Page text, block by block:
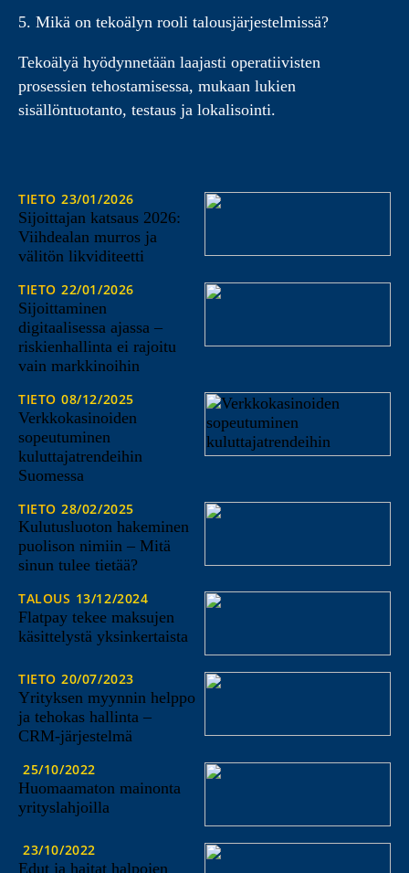
5. Mikä on tekoälyn rooli talousjärjestelmissä?
Tekoälyä hyödynnetään laajasti operatiivisten
prosessien tehostamisessa, mukaan lukien
sisällöntuotanto, testaus ja lokalisointi.
TIETO 23/01/2026
Sijoittajan katsaus 2026:
Viihdealan murros ja
välitön likviditeetti
TIETO 22/01/2026
Sijoittaminen
digitaalisessa ajassa –
riskienhallinta ei rajoitu
vain markkinoihin
TIETO 08/12/2025
Verkkokasinoiden
sopeutuminen
kuluttajatrendeihin
Suomessa
TIETO 28/02/2025
Kulutusluoton hakeminen
puolison nimiin – Mitä
sinun tulee tietää?
TALOUS 13/12/2024
Flatpay tekee maksujen
käsittelystä yksinkertaista
TIETO 20/07/2023
Yrityksen myynnin helppo
ja tehokas hallinta –
CRM-järjestelmä
25/10/2022
Huomaamaton mainonta
yrityslahjoilla
23/10/2022
Edut ja haitat halpojen